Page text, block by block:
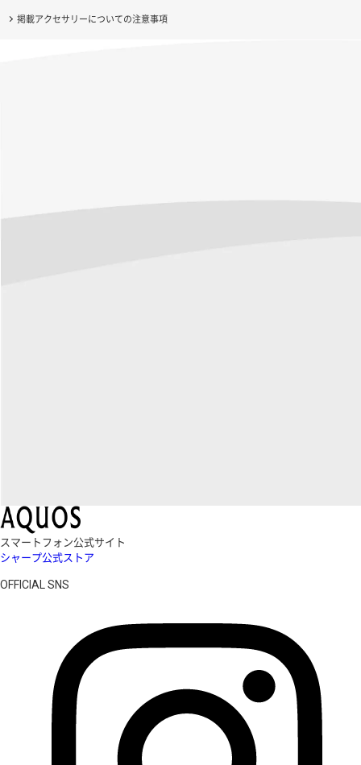
掲載アクセサリーについての注意事項
スマートフォン公式サイト
シャープ公式ストア
OFFICIAL SNS